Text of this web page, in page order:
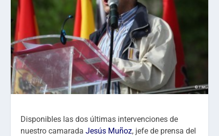
Disponibles las dos últimas intervenciones de
nuestro camaradaJesús Muñoz, jefe de prensa del